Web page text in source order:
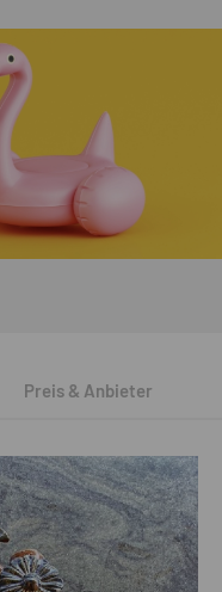
Preis & Anbieter